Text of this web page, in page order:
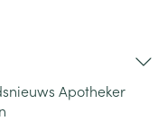
Apotheker